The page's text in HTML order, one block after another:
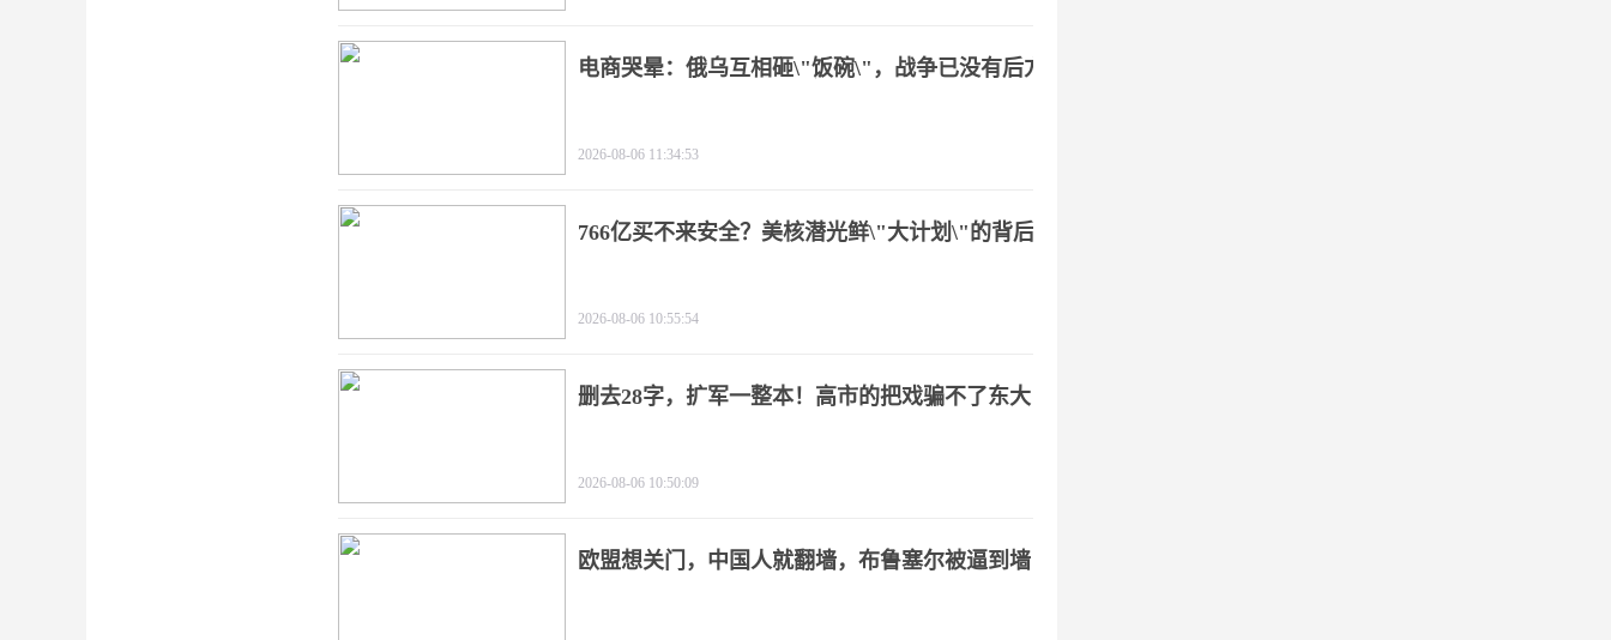
电商哭晕：俄乌互相砸\"饭碗\"，战争已没有后方
2026-08-06 11:34:53
766亿买不来安全？美核潜光鲜\"大计划\"的背后
2026-08-06 10:55:54
删去28字，扩军一整本！高市的把戏骗不了东大
2026-08-06 10:50:09
欧盟想关门，中国人就翻墙，布鲁塞尔被逼到墙